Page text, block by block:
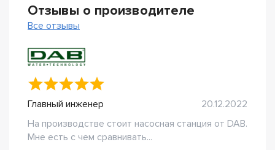
Отзывы о производителе
Все отзывы
Главный инженер
20.12.2022
На производстве стоит насосная станция от DAB.
Мне есть с чем сравнивать...